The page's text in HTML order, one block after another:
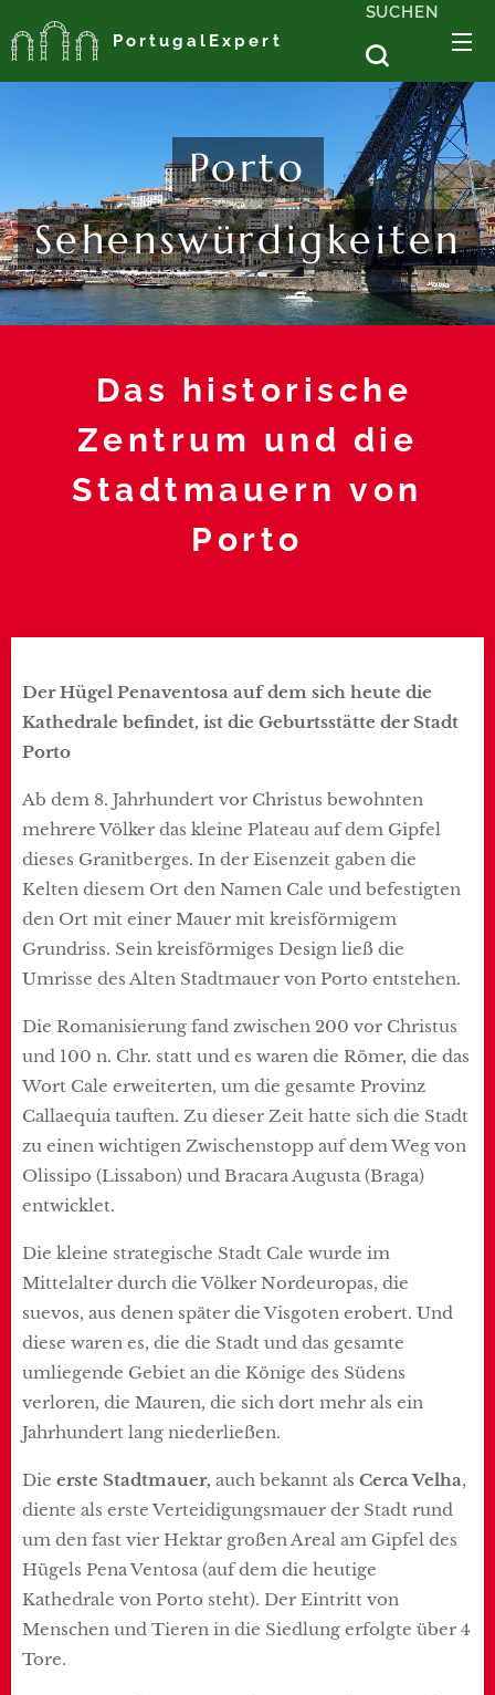
PortugalExpert
SUCHEN
Porto
Sehenswürdigkeiten
Das historische
Zentrum und die
Stadtmauern von
Porto
Der Hügel Penaventosa auf dem sich heute die
Kathedrale befindet, ist die Geburtsstätte der Stadt
Porto
Ab dem 8. Jahrhundert vor Christus bewohnten
mehrere Völker das kleine Plateau auf dem Gipfel
dieses Granitberges. In der Eisenzeit gaben die
Kelten diesem Ort den Namen Cale und befestigten
den Ort mit einer Mauer mit kreisförmigem
Grundriss. Sein kreisförmiges Design ließ die
Umrisse des Alten Stadtmauer von Porto entstehen.
Die Romanisierung fand zwischen 200 vor Christus
und 100 n. Chr. statt und es waren die Römer, die das
Wort Cale erweiterten, um die gesamte Provinz
Callaequia tauften. Zu dieser Zeit hatte sich die Stadt
zu einen wichtigen Zwischenstopp auf dem Weg von
Olissipo (Lissabon) und Bracara Augusta (Braga)
entwicklet.
Die kleine strategische Stadt Cale wurde im
Mittelalter durch die Völker Nordeuropas, die
suevos, aus denen später die Visgoten erobert. Und
diese waren es, die die Stadt und das gesamte
umliegende Gebiet an die Könige des Südens
verloren, die Mauren, die sich dort mehr als ein
Jahrhundert lang niederließen.
Die erste Stadtmauer, auch bekannt als Cerca Velha,
diente als erste Verteidigungsmauer der Stadt rund
um den fast vier Hektar großen Areal am Gipfel des
Hügels Pena Ventosa (auf dem die heutige
Kathedrale von Porto steht). Der Eintritt von
Menschen und Tieren in die Siedlung erfolgte über 4
Tore.